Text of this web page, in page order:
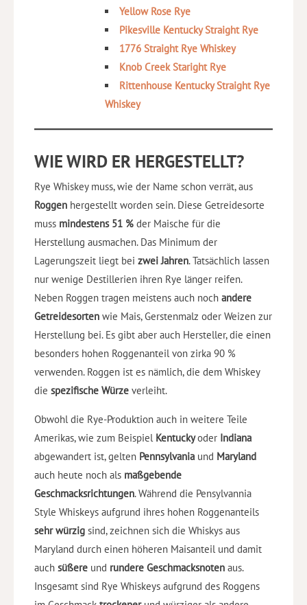
Yellow Rose Rye
Pikesville Kentucky Straight Rye
1776 Straight Rye Whiskey
Knob Creek Staright Rye
Rittenhouse Kentucky Straight Rye
Whiskey
WIE WIRD ER HERGESTELLT?
Rye Whiskey muss, wie der Name schon verrät, aus
Roggen hergestellt worden sein. Diese Getreidesorte
muss mindestens 51 % der Maische für die
Herstellung ausmachen. Das Minimum der
Lagerungszeit liegt bei zwei Jahren. Tatsächlich lassen
nur wenige Destillerien ihren Rye länger reifen.
Neben Roggen tragen meistens auch noch andere
Getreidesorten wie Mais, Gerstenmalz oder Weizen zur
Herstellung bei. Es gibt aber auch Hersteller, die einen
besonders hohen Roggenanteil von zirka 90 %
verwenden. Roggen ist es nämlich, die dem Whiskey
die spezifische Würze verleiht.
Obwohl die Rye-Produktion auch in weitere Teile
Amerikas, wie zum Beispiel Kentuckyoder Indiana
abgewandert ist, gelten Pennsylvania und Maryland
auch heute noch als maßgebende
Geschmacksrichtungen. Während die Pensylvannia
Style Whiskeys aufgrund ihres hohen Roggenanteils
sehr würzig sind, zeichnen sich die Whiskys aus
Maryland durch einen höheren Maisanteil und damit
auch süßere und rundere Geschmacksnoten aus.
Insgesamt sind Rye Whiskeys aufgrund des Roggens